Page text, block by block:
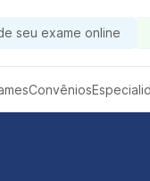
seu exame online
Convênios